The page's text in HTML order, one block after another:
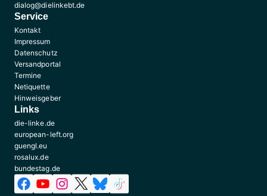
dialog@dielinkebt.de
Service
Kontakt
Impressum
Datenschutz
Versandportal
Termine
Netiquette
Hinweisgeber
Links
die-linke.de
european-left.org
guengl.eu
rosalux.de
bundestag.de